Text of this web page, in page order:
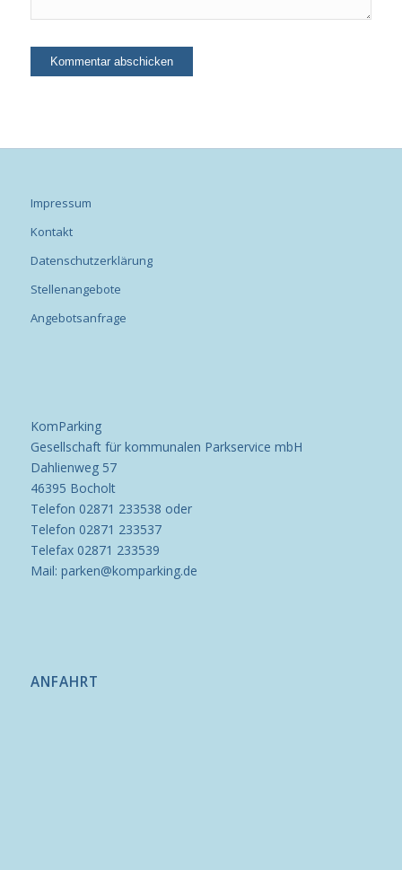
Impressum
Kontakt
Datenschutzerklärung
Stellenangebote
Angebotsanfrage
KomParking
Gesellschaft für kommunalen Parkservice mbH
Dahlienweg 57
46395 Bocholt
Telefon 02871 233538 oder
Telefon 02871 233537
Telefax 02871 233539
Mail: parken@komparking.de
ANFAHRT